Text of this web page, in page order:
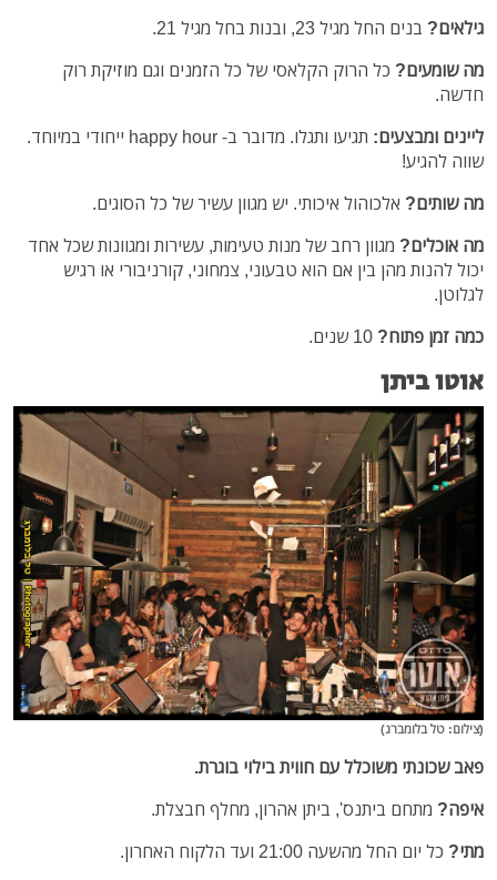
גילאים? בנים החל מגיל 23, ובנות בחל מגיל 21.
מה שומעים? כל הרוק הקלאסי של כל הזמנים וגם מוזיקת רוק
חדשה.
ליינים ומבצעים:
תגיעו ותגלו. מדובר ב- happy hour ייחודי במיוחד.
שווה להגיע!
מה שותים? אלכוהול איכותי. יש מגוון עשיר של כל הסוגים.
מה אוכלים? מגוון רחב של מנות טעימות, עשירות ומגוונות שכל אחד
יכול להנות מהן בין אם הוא טבעוני, צמחוני, קורניבורי או רגיש
לגלוטן.
כמה זמן פתוח?
אוטו ביתן
(צילום: טל בלומברג)
פאב שכונתי משוכלל עם חווית בילוי בוגרת.
איפה? מתחם ביתנס', ביתן אהרון, מחלף חבצלת.
מתי? כל יום החל מהשעה 21:00 ועד הלקוח האחרון.